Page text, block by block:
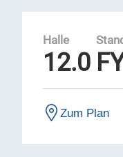
Halle
12.0
Zum Plan